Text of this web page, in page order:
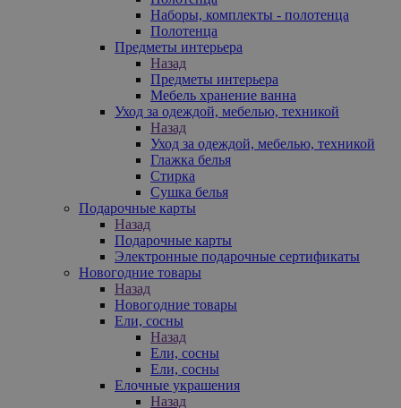
Наборы, комплекты - полотенца
Полотенца
Предметы интерьера
Назад
Предметы интерьера
Мебель хранение ванна
Уход за одеждой, мебелью, техникой
Назад
Уход за одеждой, мебелью, техникой
Глажка белья
Стирка
Сушка белья
Подарочные карты
Назад
Подарочные карты
Электронные подарочные сертификаты
Новогодние товары
Назад
Новогодние товары
Ели, сосны
Назад
Ели, сосны
Ели, сосны
Елочные украшения
Назад